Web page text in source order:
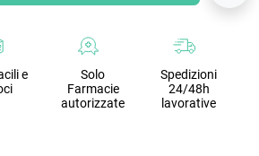
e
Solo
Farmacie
autorizzate
Spedizioni
24/48h
lavorative